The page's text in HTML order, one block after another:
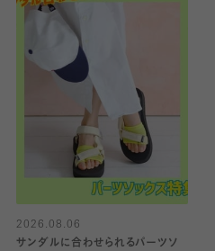
2026.08.06
サンダルに合わせられるパーツソ